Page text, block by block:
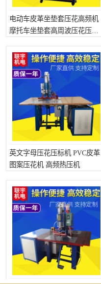
电动车皮革坐垫套压花高频机
摩托车坐垫套高周波压花压痕
英文字母压花压标机 PVC皮革
图案压花机 高频热压机